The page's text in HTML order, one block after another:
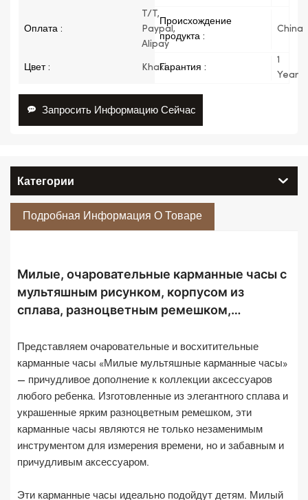
Оплата :
T/T,
Paypal,
Alipay
Происхождение
продукта :
China
Цвет : KhakiГарантия :
1
Year
Запросить Информацию Сейчас
Категории
Подробная Информация О Товаре
Милые, очаровательные карманные часы с
мультяшным рисунком, корпусом из
сплава, разноцветным ремешком,
Представляем очаровательные и восхитительные
карманные часы «Милые мультяшные карманные часы»
— причудливое дополнение к коллекции аксессуаров
любого ребенка. Изготовленные из элегантного сплава и
украшенные ярким разноцветным ремешком, эти
карманные часы являются не только незаменимым
инструментом для измерения времени, но и забавным и
причудливым аксессуаром.
Эти карманные часы идеально подойдут детям. Милый